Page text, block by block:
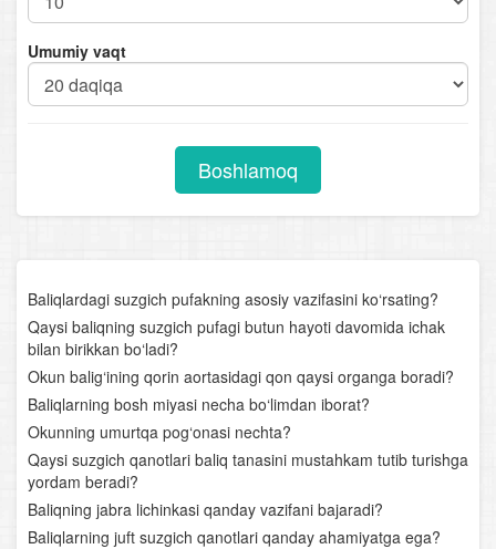
O‘simliklarning ko‘payishi
Qishloq xo‘jalik o‘simliklari
O‘simlik dunyosining muhofazasi
O‘simliklar evolyutsiyasi
Boshoyoqli mollyuskalar
Bo‘g‘imoyoqlilar tipi
Foydali hasharotlar
Umumiy vaqt
Boshlamoq
Baliqlardagi suzgich pufakning asosiy vazifasini ko‘rsating?
Qaysi baliqning suzgich pufagi butun hayoti davomida ichak
bilan birikkan bo‘ladi?
Okun balig‘ining qorin aortasidagi qon qaysi organga boradi?
Baliqlarning bosh miyasi necha bo‘limdan iborat?
Okunning umurtqa pog‘onasi nechta?
Qaysi suzgich qanotlari baliq tanasini mustahkam tutib turishga
yordam beradi?
Baliqning jabra lichinkasi qanday vazifani bajaradi?
Baliqlarning juft suzgich qanotlari qanday ahamiyatga ega?